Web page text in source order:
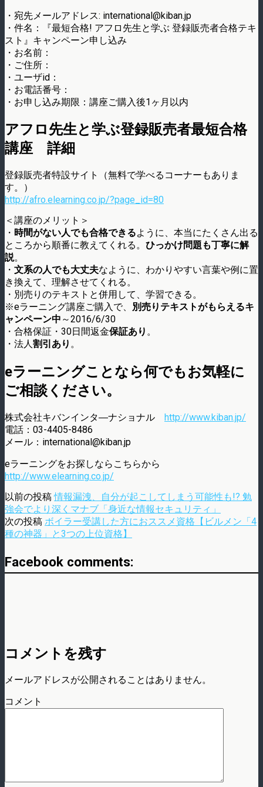
・宛先メールアドレス: international@kiban.jp
・件名：『最短合格! アフロ先生と学ぶ 登録販売者合格テキ
スト』キャンペーン申し込み
・お名前：
・ご住所：
・ユーザid：
・お電話番号：
・お申し込み期限：講座ご購入後1ヶ月以内
アフロ先生と学ぶ登録販売者最短合格
講座 詳細
登録販売者特設サイト（無料で学べるコーナーもありま
す。）
http://afro.elearning.co.jp/?page_id=80
＜講座のメリット＞
・ 時間がない人でも合格できるように、本当にたくさん出る
ところから順番に教えてくれる。 ひっかけ問題も丁寧に解
説。
・ 文系の人でも大丈夫なように、わかりやすい言葉や例に置
き換えて、理解させてくれる。
・別売りのテキストと併用して、学習できる。
※eラーニング講座ご購入で、 別売りテキストがもらえるキ
ャンペーン中 ～2016/6/30
・合格保証・30日間返金保証あり 。
・法人割引あり 。
eラーニングことなら何でもお気軽に
ご相談ください。
株式会社キバンインタ―ナショナル http://www.kiban.jp/
電話：03-4405-8486
メール：international@kiban.jp
eラーニングをお探しならこちらから
http://www.elearning.co.jp/
以前の投稿情報漏洩、自分が起こしてしまう可能性も!? 勉
強会でより深くマナブ「身近な情報セキュリティ」
次の投稿 ボイラー受講した方におススメ資格【ビルメン「4
種の神器」と3つの上位資格】
Facebook comments:
コメントを残す
メールアドレスが公開されることはありません。
コメント